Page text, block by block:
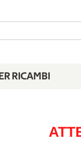
RICAMBI